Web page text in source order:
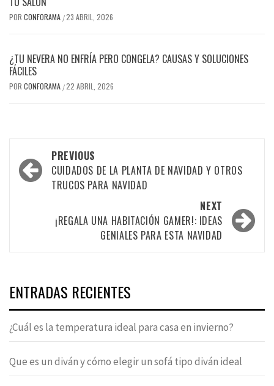
POR CONFORAMA /23 ABRIL, 2026
¿TU NEVERA NO ENFRÍA PERO CONGELA? CAUSAS Y SOLUCIONES
FÁCILES
POR CONFORAMA /22 ABRIL, 2026
Post
navigation
PREVIOUS
CUIDADOS DE LA PLANTA DE NAVIDAD Y OTROS
TRUCOS PARA NAVIDAD
NEXT
¡REGALA UNA HABITACIÓN GAMER!: IDEAS
GENIALES PARA ESTA NAVIDAD
ENTRADAS RECIENTES
¿Cuál es la temperatura ideal para casa en invierno?
Que es un diván y cómo elegir un sofá tipo diván ideal